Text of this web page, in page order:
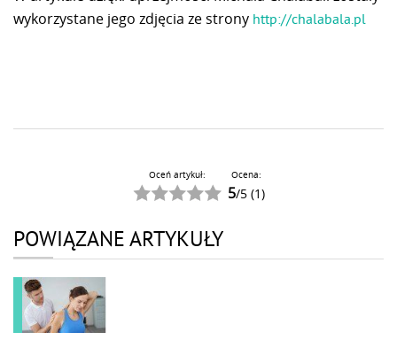
wykorzystane jego zdjęcia ze strony http://chalabala.pl
Oceń artykuł: Ocena:
5/5(1)
POWIĄZANE ARTYKUŁY